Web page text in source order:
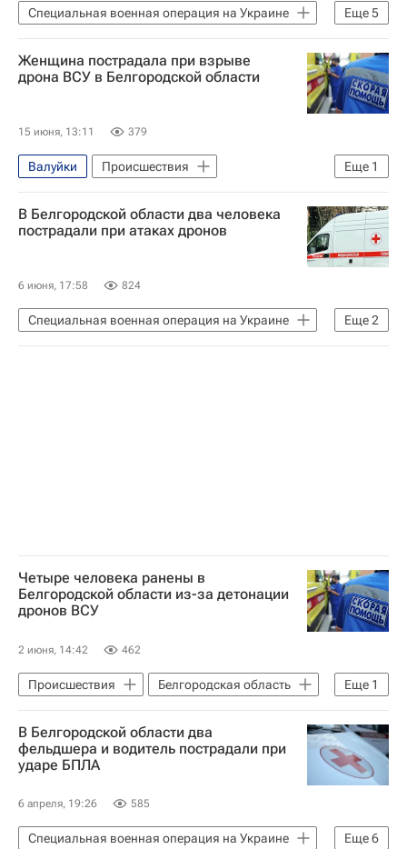
Еще5
Специальная военная операция на Украине
Происшествия
Белгородская область
Белгород
Шебекино
Женщина пострадала при взрыве
дрона ВСУ в Белгородской области
15 июня, 13:11 379
Еще 1
Валуйки
Происшествия
Белгородская область
В Белгородской области два человека
пострадали при атаках дронов
6 июня, 17:58 824
Еще2
Специальная военная операция на Украине
Белгородская область
Четыре человека ранены в
Белгородской области из-за детонации
дронов ВСУ
2 июня, 14:42 462
Еще 1
Происшествия
Белгородская область
Белгород
В Белгородской области два
фельдшера и водитель пострадали при
ударе БПЛА
6 апреля, 19:26 585
Еще6
Специальная военная операция на Украине